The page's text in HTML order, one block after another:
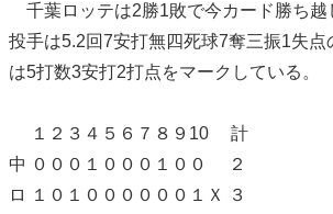
千葉ロッテは2勝1敗で今カード勝ち越
投手は5.2回7安打無四死球7奪三振1失点
は5打数3安打2打点をマークしている。
１２３４５６７８９10 計
中 ０００１０００１００ ２
ロ １０１００００００１Ｘ ３